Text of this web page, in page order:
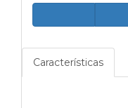
Características